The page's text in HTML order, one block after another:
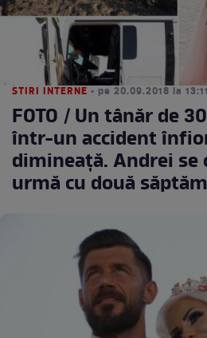
STIRI INTERNE • pe 20.09.2018 la 13:11
FOTO / Un tânăr de
într-un accident
dimineaţă. Andrei se
urmă cu două